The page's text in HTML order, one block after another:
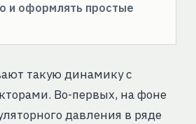
и оформлять простые
такую динамику с
Во-первых, на фоне
давления в ряде